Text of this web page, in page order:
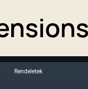
Rendeletek